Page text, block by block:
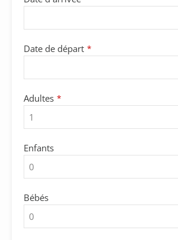
Date de départ *
Adultes *
Enfants
Bébés